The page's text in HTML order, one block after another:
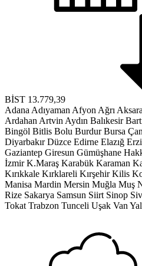
BİST 13.779,39
Adana Adıyaman Afyon Ağrı
Ardahan Artvin Aydın Balıkesir
Bingöl Bitlis Bolu Burdur Bursa
Diyarbakır Düzce Edirne Elazığ
Gaziantep Giresun Gümüşhane
İzmir K.Maraş Karabük Karaman
Kırıkkale Kırklareli Kırşehir Kilis
Manisa Mardin Mersin Muğla Muş
Rize Sakarya Samsun Siirt Sinop
Tokat Trabzon Tunceli Uşak Van